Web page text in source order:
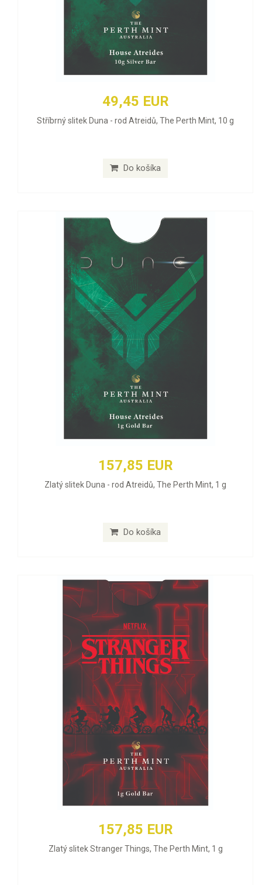
49,45 EUR
Stříbrný slitek Duna - rod Atreidů, The Perth Mint, 10 g
Do košíka
157,85 EUR
Zlatý slitek Duna - rod Atreidů, The Perth Mint, 1 g
Do košíka
157,85 EUR
Zlatý slitek Stranger Things, The Perth Mint, 1 g